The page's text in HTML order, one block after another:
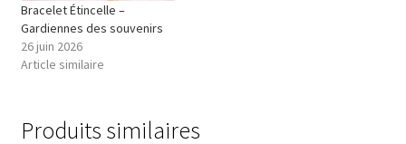
Bracelet Étincelle –
Gardiennes des souvenirs
26 juin 2026
Article similaire
Produits similaires